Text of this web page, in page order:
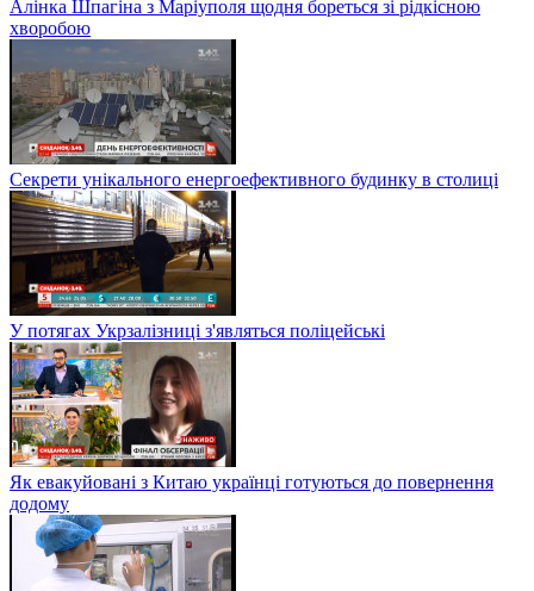
Алінка Шпагіна з Маріуполя щодня бореться зі рідкісною
хворобою
Секрети унікального енергоефективного будинку в столиці
У потягах Укрзалізниці з'являться поліцейські
Як евакуйовані з Китаю українці готуються до повернення
додому